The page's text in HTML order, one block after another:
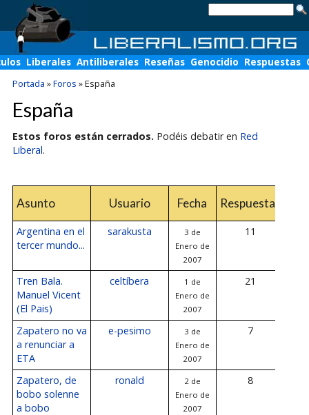
Liberales Antiliberales Reseñas Genocidio Respuestas
Portada »Foros »España
España
Estos foros están cerrados. Podéis debatir en Red
Liberal.
Asunto Usuario Fecha Respuestas
Argentina en el
tercer mundo...
sarakusta
3 de
Enero de
2007
11
Tren Bala.
Manuel Vicent
(El Pais)
celtíbera
1 de
Enero de
2007
21
Zapatero no va
a renunciar a
ETA
e-pesimo
3 de
Enero de
2007
7
Zapatero, de
bobo solenne
a bobo
ronald
2 de
Enero de
2007
8